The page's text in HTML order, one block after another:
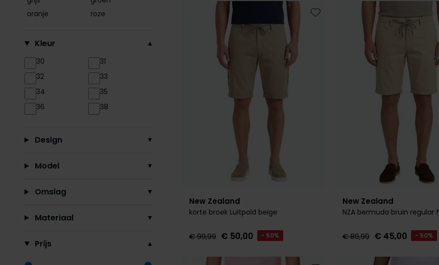
oranje
roze
Kleur
30
31
32
33
34
35
36
38
Design
Model
Omslag
Materiaal
Prijs
New Zealand
korte broek Luitpold beige
€ 99,99 € 50,00 - 50%
Toevoegen aan favorieten
New Zealand
NZA bermuda bruin regular
€ 89,99 € 45,00 - 50%